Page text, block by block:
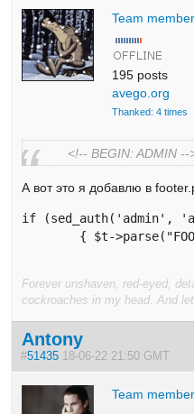
Team
195 posts
avego.org
Thanked: 4 times
<!-- BEGIN: ADMIN --
А вот это я добавлю в
if (sed_auth('admin',
{ $t-
Forever unshaven, red-eyed,
cockroaches in my head. And
Antony
#51435 18-06-22 21:50 GMT
Team